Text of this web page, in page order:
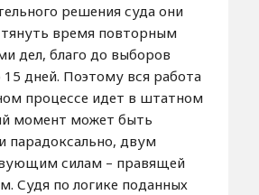
решения суда они
время повторным
дел, благо до выборов
15 дней. Поэтому вся работа
процессе идет в штатном
момент может быть
парадоксально, двум
силам – правящей
Судя по логике поданных